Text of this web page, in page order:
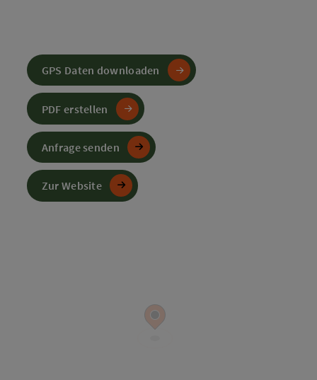
GPS Daten downloaden
PDF erstellen
Anfrage senden
Zur Website